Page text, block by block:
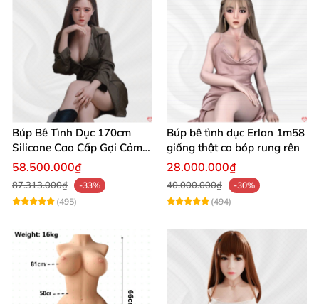
Búp Bê Tình Dục 170cm
Silicone Cao Cấp Gợi Cảm
Giống Thật
58.500.000₫
87.313.000₫
-33%
(495)
Búp bê tình dục Erlan 1m58
giống thật co bóp rung rên
28.000.000₫
40.000.000₫
-30%
(494)